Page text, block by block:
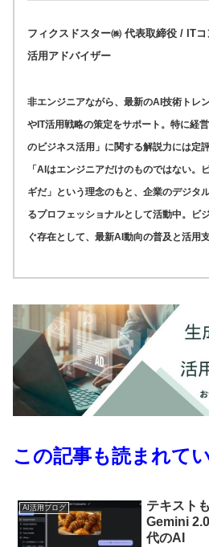
フィクスドスター㈱ 代表取締役 / IT
活用アドバイザー
非エンジニアながら、最新のAI技術トレ
やIT活用戦略の策定をサポート。特に経
のビジネス活用」に関する解説力には定評
「AIはエンジニアだけのものではない。
ギだ」という理念のもと、企業のデジタ
るプロフェッショナルとして活動中。ビ
ぐ存在として、最新AI動向の普及と活用
この記事も読まれて
AI活用ブログ
テキスト
Gemini
代のAI